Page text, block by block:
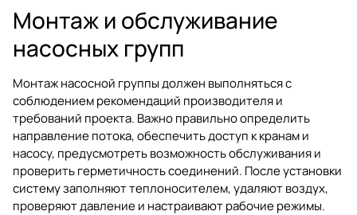
Монтаж и обслуживание
насосных групп
Монтаж насосной группы должен выполняться с
соблюдением рекомендаций производителя и
требований проекта. Важно правильно определить
направление потока, обеспечить доступ к кранам и
насосу, предусмотреть возможность обслуживания и
проверить герметичность соединений. После установки
систему заполняют теплоносителем, удаляют воздух,
проверяют давление и настраивают рабочие режимы.